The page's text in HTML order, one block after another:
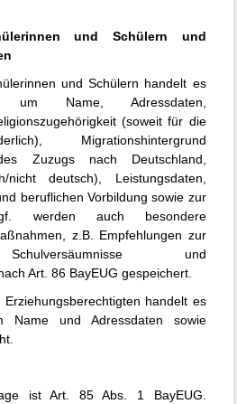
und Schülern und
und Schülern handelt es
um Name, Adressdaten,
(soweit für die
Migrationshintergrund
Zuzugs nach Deutschland,
nicht deutsch), Leistungsdaten,
beruflichen Vorbildung sowie zur
werden auch besondere
z.B. Empfehlungen zur
und
Art. 86 BayEUG gespeichert.
handelt es
Name und Adressdaten sowie
ist Art. 85 Abs. 1 BayEUG.